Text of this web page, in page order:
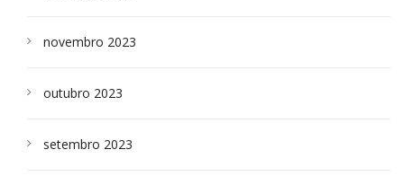
novembro 2023
outubro 2023
setembro 2023